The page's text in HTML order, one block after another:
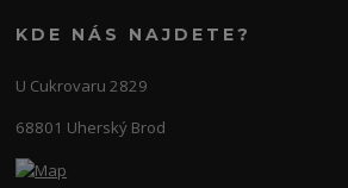
KDE NÁS NAJDETE?
U Cukrovaru 2829
68801 Uherský Brod